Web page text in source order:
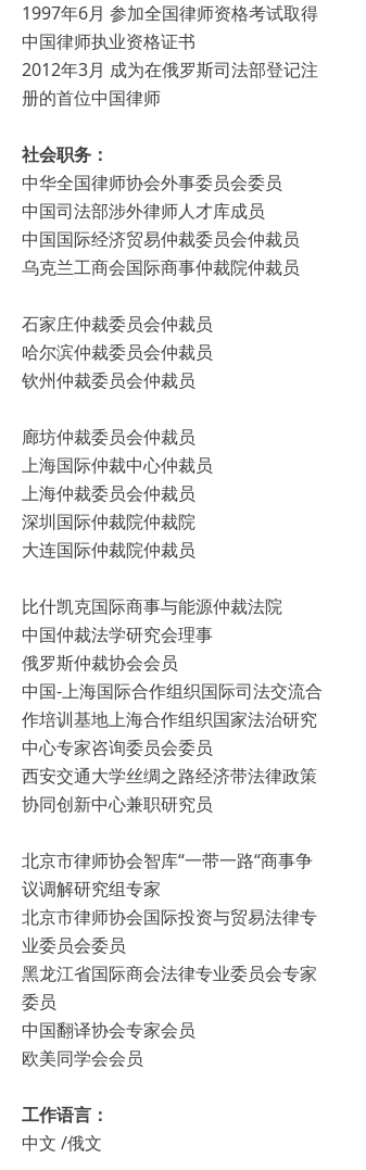
1997年6月 参加全国律师资格考试取得
中国律师执业资格证书
2012年3月 成为在俄罗斯司法部登记注
册的首位中国律师
社会职务：
中华全国律师协会外事委员会委员
中国司法部涉外律师人才库成员
中国国际经济贸易仲裁委员会仲裁员
乌克兰工商会国际商事仲裁院仲裁员
石家庄仲裁委员会仲裁员
哈尔滨仲裁委员会仲裁员
钦州仲裁委员会仲裁员
廊坊仲裁委员会仲裁员
上海国际仲裁中心仲裁员
上海仲裁委员会仲裁员
深圳国际仲裁院仲裁院
大连国际仲裁院仲裁员
比什凯克国际商事与能源仲裁法院
中国仲裁法学研究会理事
俄罗斯仲裁协会会员
中国-上海国际合作组织国际司法交流合
作培训基地上海合作组织国家法治研究
中心专家咨询委员会委员
西安交通大学丝绸之路经济带法律政策
协同创新中心兼职研究员
北京市律师协会智库“一带一路“商事争
议调解研究组专家
北京市律师协会国际投资与贸易法律专
业委员会委员
黑龙江省国际商会法律专业委员会专家
委员
中国翻译协会专家会员
欧美同学会会员
工作语言：
中文 /俄文